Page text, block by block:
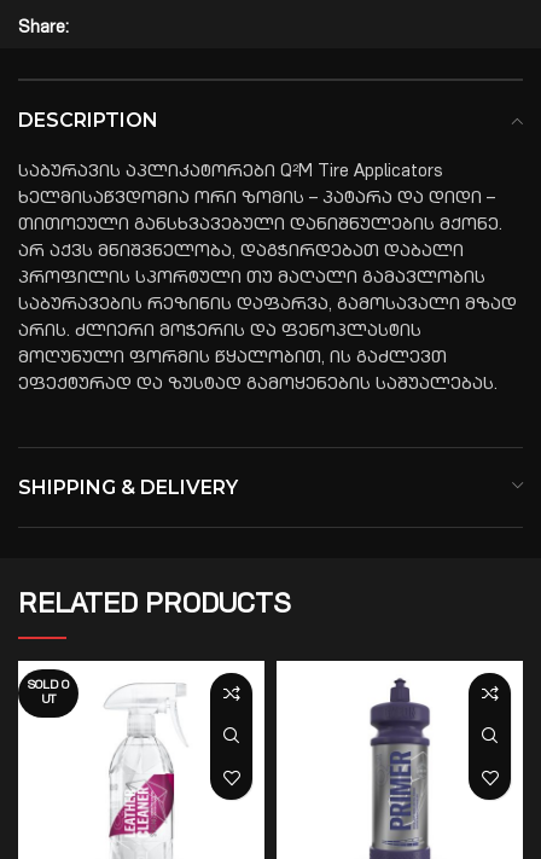
Share:
DESCRIPTION
საბურავის აპლიკატორები Q²M Tire Applicators
ხელმისაწვდომია ორი ზომის – პატარა და დიდი –
თითოეული განსხვავებული დანიშნულების მქონე.
არ აქვს მნიშვნელობა, დაგჭირდებათ დაბალი
პროფილის სპორტული თუ მაღალი გამავლობის
საბურავების რეზინის დაფარვა, გამოსავალი მზად
არის. ძლიერი მოჭერის და ფენოპლასტის
მოღუნული ფორმის წყალობით, ის გაძლევთ
ეფექტურად და ზუსტად გამოყენების საშუალებას.
SHIPPING & DELIVERY
RELATED PRODUCTS
SOLD O
UT